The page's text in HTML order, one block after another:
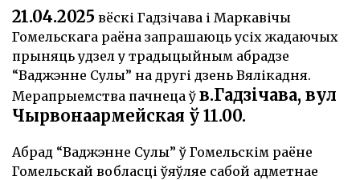
21.04.2025 вёскі Гадзічава і Маркавічы
Гомельскага раёна запрашаюць усіх жадаючых
прыняць удзел у традыцыйным абрадзе
“Ваджэнне Сулы” на другі дзень Вялікадня.
Мерапрыемства пачнеца ў в.Гадзічава, вул
Чырвонаармейская ў 11.00.
Абрад “Ваджэнне Сулы” ў Гомельскім раёне
Гомельскай вобласці ўяўляе сабой адметнае